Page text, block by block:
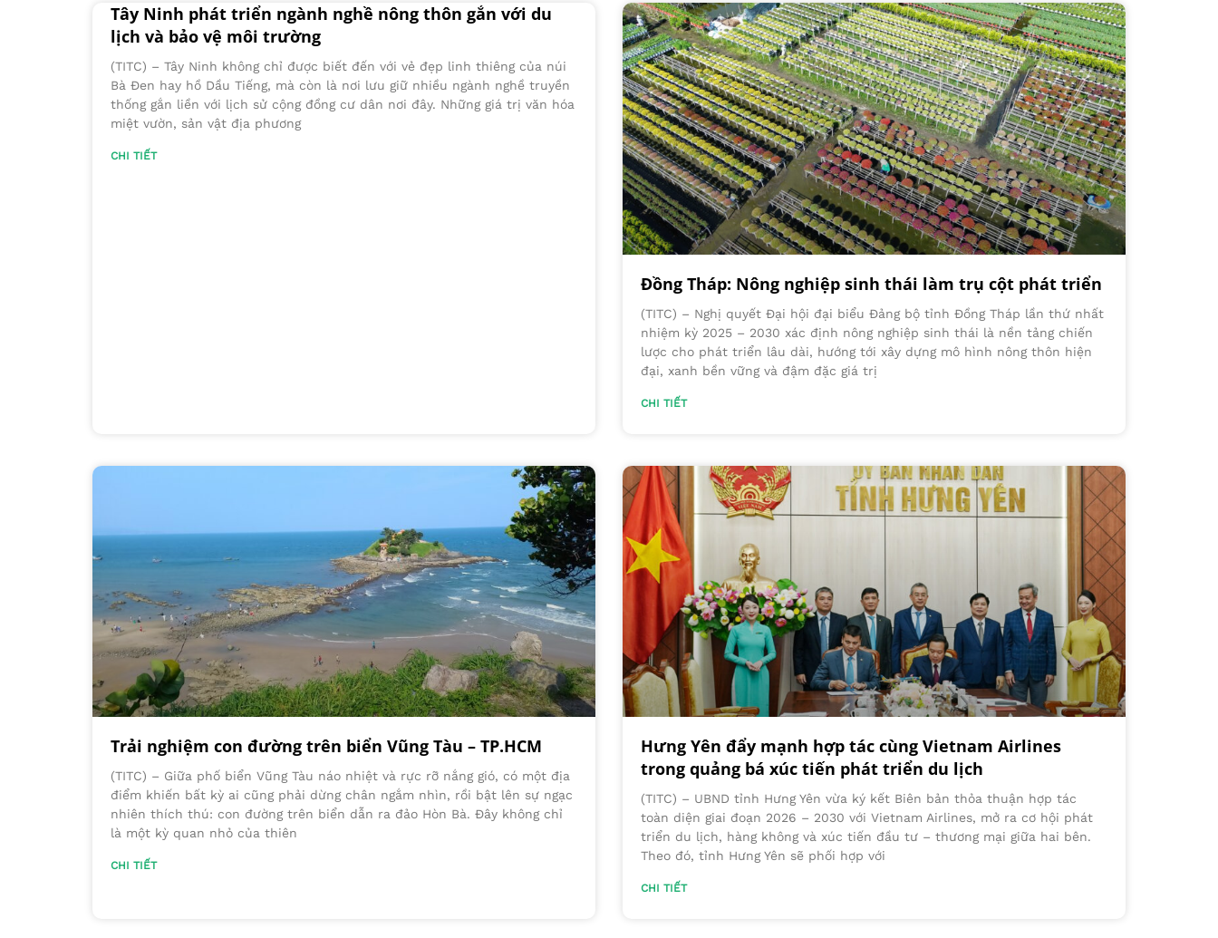
Tây Ninh phát triển ngành nghề nông thôn gắn với du
lịch và bảo vệ môi trường
(TITC) – Tây Ninh không chỉ được biết đến với vẻ đẹp linh thiêng của núi
Bà Đen hay hồ Dầu Tiếng, mà còn là nơi lưu giữ nhiều ngành nghề truyền
thống gắn liền với lịch sử cộng đồng cư dân nơi đây. Những giá trị văn hóa
miệt vườn, sản vật địa phương
CHI TIẾT
Đồng Tháp: Nông nghiệp sinh thái làm trụ cột phát triển
(TITC) – Nghị quyết Đại hội đại biểu Đảng bộ tỉnh Đồng Tháp lần thứ nhất
nhiệm kỳ 2025 – 2030 xác định nông nghiệp sinh thái là nền tảng chiến
lược cho phát triển lâu dài, hướng tới xây dựng mô hình nông thôn hiện
đại, xanh bền vững và đậm đặc giá trị
CHI TIẾT
Trải nghiệm con đường trên biển Vũng Tàu – TP.HCM
(TITC) – Giữa phố biển Vũng Tàu náo nhiệt và rực rỡ nắng gió, có một địa
điểm khiến bất kỳ ai cũng phải dừng chân ngắm nhìn, rồi bật lên sự ngạc
nhiên thích thú: con đường trên biển dẫn ra đảo Hòn Bà. Đây không chỉ
là một kỳ quan nhỏ của thiên
CHI TIẾT
Hưng Yên đẩy mạnh hợp tác cùng Vietnam Airlines
trong quảng bá xúc tiến phát triển du lịch
(TITC) – UBND tỉnh Hưng Yên vừa ký kết Biên bản thỏa thuận hợp tác
toàn diện giai đoạn 2026 – 2030 với Vietnam Airlines, mở ra cơ hội phát
triển du lịch, hàng không và xúc tiến đầu tư – thương mại giữa hai bên.
Theo đó, tỉnh Hưng Yên sẽ phối hợp với
CHI TIẾT